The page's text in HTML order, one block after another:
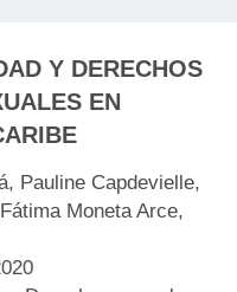
Y DERECHOS
EN
Pauline Capdevielle,
Moneta Arce,